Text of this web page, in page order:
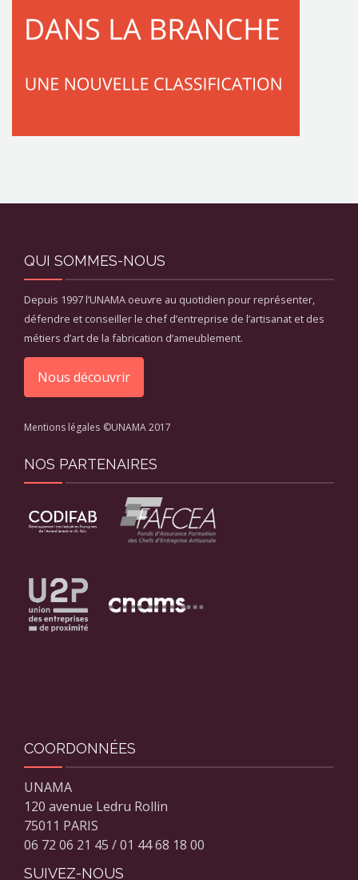
QUI SOMMES-NOUS
Depuis 1997 l’UNAMA oeuvre au quotidien pour représenter,
défendre et conseiller le chef d’entreprise de l’artisanat et des
métiers d’art de la fabrication d’ameublement.
Nous découvrir
Mentions légales ©UNAMA 2017
NOS PARTENAIRES
COORDONNÉES
UNAMA
120 avenue Ledru Rollin
75011 PARIS
06 72 06 21 45 / 01 44 68 18 00
SUIVEZ-NOUS